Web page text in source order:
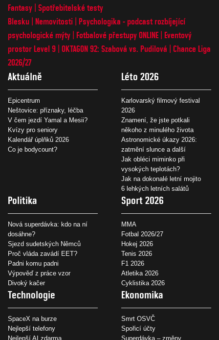
Fantasy Spotřebitelské testy
Blesku
Nemovitosti
Psychologika - podcast rozbíjející
psychologické mýty
Fotbalové přestupy ONLINE
Eventový
prostor Level 9 OKTAGON 92: Szabová vs. Pudilová
Chance Liga
2026/27
Aktuálně
Epicentrum
Neštovice: příznaky, léčba
V čem jezdí Yamal a Mesii?
Kvízy pro seniory
Kalendář úplňků 2026
Co je bodycount?
Léto 2026
Karlovarský filmový festival
2026
Znamení, že jste potkali
někoho z minulého života
Astronomické úkazy 2026:
zatmění slunce a další
Jak obléci miminko při
vysokých teplotách?
Jak na dokonalé letní mojito
6 lehkých letních salátů
Politika
Nová superdávka: kdo na ní
dosáhne?
Sjezd sudetských Němců
Proč vláda zavádí EET?
Padni komu padni
Výpověď z práce vzor
Divoký kačer
Sport 2026
MMA
Fotbal 2026/27
Hokej 2026
Tenis 2026
F1 2026
Atletika 2026
Cyklistika 2026
Technologie
SpaceX na burze
Nejlepší telefony
Nejlepší AI zdarma
Ekonomika
Smrt OSVČ
Spořicí účty
Superdávka – změny